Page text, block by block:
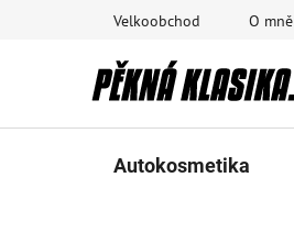
Velkoobchod O mně
Autokosmetika